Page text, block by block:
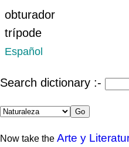
obturador
trípode
Español
Search dictionary :-
Now take the Arte y